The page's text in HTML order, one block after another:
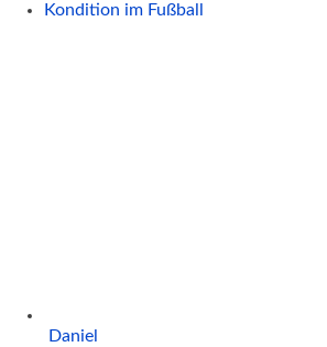
Kondition im Fußball
Daniel